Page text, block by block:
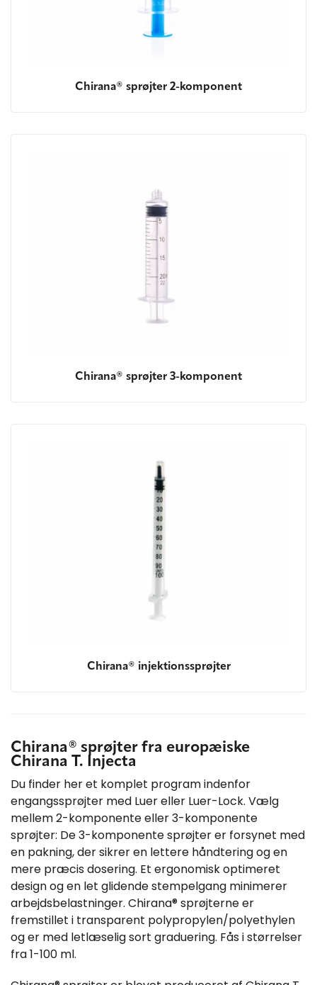
Chirana® sprøjter 2-komponent
Chirana® sprøjter 3-komponent
Chirana® injektionssprøjter
Chirana® sprøjter fra europæiske
Chirana T. Injecta
Du finder her et komplet program indenfor
engangssprøjter med Luer eller Luer-Lock. Vælg
mellem 2-komponente eller 3-komponente
sprøjter: De 3-komponente sprøjter er forsynet med
en pakning, der sikrer en lettere håndtering og en
mere præcis dosering. Et ergonomisk optimeret
design og en let glidende stempelgang minimerer
arbejdsbelastninger. Chirana® sprøjterne er
fremstillet i transparent polypropylen/polyethylen
og er med letlæselig sort graduering. Fås i størrelser
fra 1-100 ml.